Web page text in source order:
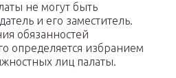
не могут быть
и его заместитель.
обязанностей
определяется избранием
лиц палаты.